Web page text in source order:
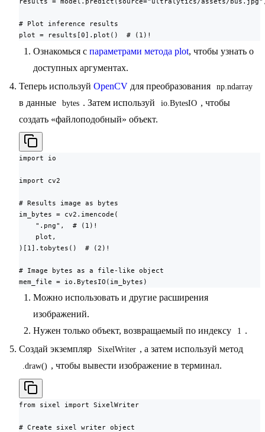
# Plot inference results
plot = results[0].plot()  # (1)!
Ознакомься с параметрами метода plot, чтобы узнать о
доступных аргументах.
Теперь используй OpenCV для преобразования np.ndarray
в данные bytes . Затем используй io.BytesIO , чтобы
создать «файлоподобный» объект.
import io
import cv2
# Results image as bytes
im_bytes = cv2.imencode(
    ".png",  # (1)!
    plot,
)[1].tobytes()  # (2)!
# Image bytes as a file-like object
mem_file = io.BytesIO(im_bytes)
Можно использовать и другие расширения
изображений.
Нужен только объект, возвращаемый по индексу
1 .
Создай экземпляр
SixelWriter , а затем используй метод
.draw() , чтобы вывести изображение в терминал.
from sixel import SixelWriter
# Create sixel writer object